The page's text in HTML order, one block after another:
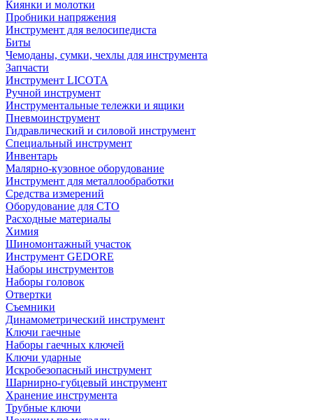
Киянки и молотки
Пробники напряжения
Инструмент для велосипедиста
Биты
Чемоданы, сумки, чехлы для инструмента
Запчасти
Инструмент LICOTA
Ручной инструмент
Инструментальные тележки и ящики
Пневмоинструмент
Гидравлический и силовой инструмент
Специальный инструмент
Инвентарь
Малярно-кузовное оборудование
Инструмент для металлообработки
Средства измерений
Оборудование для СТО
Расходные материалы
Химия
Шиномонтажный участок
Инструмент GEDORE
Наборы инструментов
Наборы головок
Отвертки
Съемники
Динамометрический инструмент
Ключи гаечные
Наборы гаечных ключей
Ключи ударные
Искробезопасный инструмент
Шарнирно-губцевый инструмент
Хранение инструмента
Трубные ключи